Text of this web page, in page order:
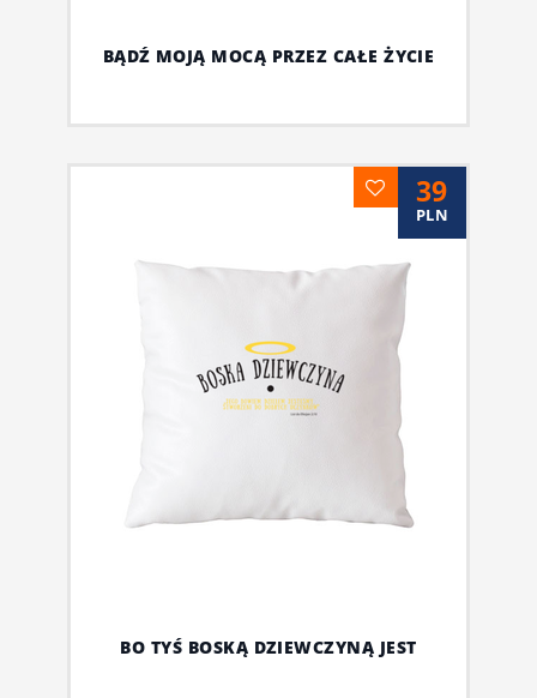
BĄDŹ MOJĄ MOCĄ PRZEZ CAŁE ŻYCIE
39
PLN
BO TYŚ BOSKĄ DZIEWCZYNĄ JEST